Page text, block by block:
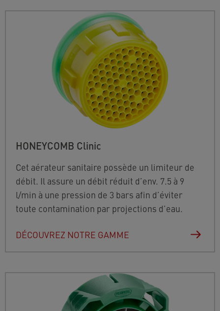
HONEYCOMB Clinic
Cet aérateur sanitaire possède un limiteur de
débit. Il assure un débit réduit d’env. 7.5 à 9
l/min à une pression de 3 bars afin d’éviter
toute contamination par projections d’eau.
DÉCOUVREZ NOTRE GAMME